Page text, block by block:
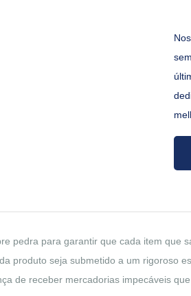
pedra para garantir que cada item que
produto seja submetido a um rigoroso
de receber mercadorias impecáveis